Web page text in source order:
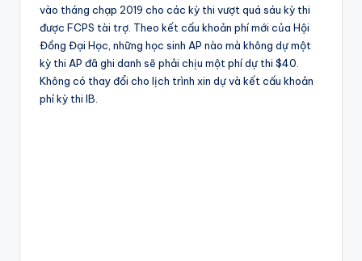
vào tháng chạp 2019 cho các kỳ thi vượt quá sáu kỳ thi
được FCPS tài trợ. Theo kết cấu khoản phí mới của Hội
Đồng Đại Học, những học sinh AP nào mà không dự một
kỳ thi AP đã ghi danh sẽ phải chịu một phí dự thi $40.
Không có thay đổi cho lịch trình xin dự và kết cấu khoản
phí kỳ thi IB.